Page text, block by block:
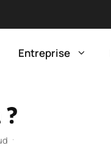
Entreprise
·